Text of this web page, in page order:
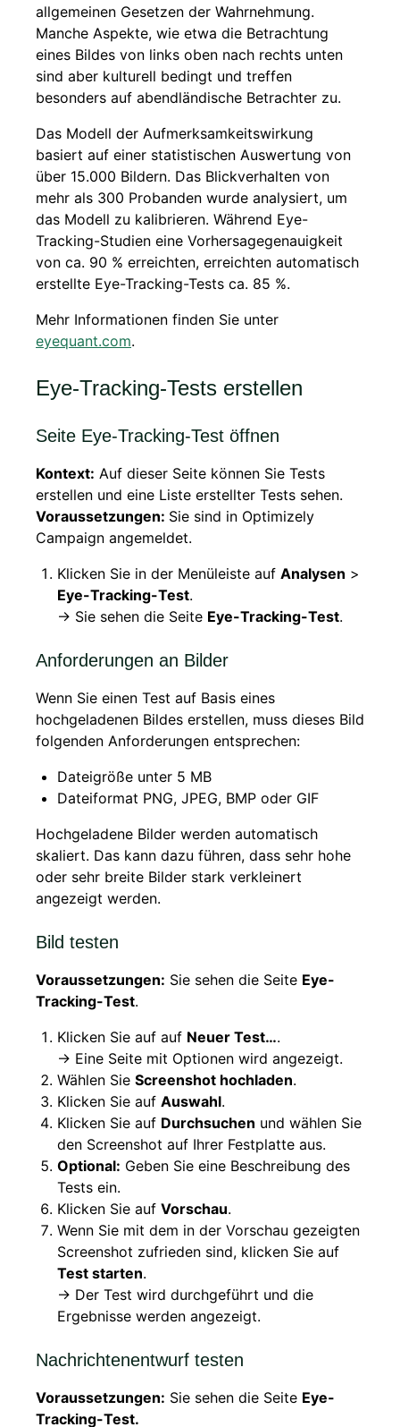
allgemeinen Gesetzen der Wahrnehmung.
Manche Aspekte, wie etwa die Betrachtung
eines Bildes von links oben nach rechts unten
sind aber kulturell bedingt und treffen
besonders auf abendländische Betrachter zu.
Das Modell der Aufmerksamkeitswirkung
basiert auf einer statistischen Auswertung von
über 15.000 Bildern. Das Blickverhalten von
mehr als 300 Probanden wurde analysiert, um
das Modell zu kalibrieren. Während Eye-
Tracking-Studien eine Vorhersagegenauigkeit
von ca. 90 % erreichten, erreichten automatisch
erstellte Eye-Tracking-Tests ca. 85 %.
Mehr Informationen finden Sie unter
eyequant.com.
Eye-Tracking-Tests erstellen
Seite Eye-Tracking-Test öffnen
Kontext: Auf dieser Seite können Sie Tests
erstellen und eine Liste erstellter Tests sehen.
Voraussetzungen: Sie sind in Optimizely
Campaign angemeldet.
Klicken Sie in der Menüleiste auf Analysen >
Eye-Tracking-Test.
→ Sie sehen die Seite Eye-Tracking-Test.
Anforderungen an Bilder
Wenn Sie einen Test auf Basis eines
hochgeladenen Bildes erstellen, muss dieses Bild
folgenden Anforderungen entsprechen:
Dateigröße unter 5 MB
Dateiformat PNG, JPEG, BMP oder GIF
Hochgeladene Bilder werden automatisch
skaliert. Das kann dazu führen, dass sehr hohe
oder sehr breite Bilder stark verkleinert
angezeigt werden.
Bild testen
Voraussetzungen: Sie sehen die Seite Eye-
Tracking-Test.
Klicken Sie auf auf Neuer Test….
→ Eine Seite mit Optionen wird angezeigt.
Wählen Sie Screenshot hochladen.
Klicken Sie auf Auswahl.
Klicken Sie auf Durchsuchen und wählen Sie
den Screenshot auf Ihrer Festplatte aus.
Optional: Geben Sie eine Beschreibung des
Tests ein.
Klicken Sie auf Vorschau.
Wenn Sie mit dem in der Vorschau gezeigten
Screenshot zufrieden sind, klicken Sie auf
Test starten.
→ Der Test wird durchgeführt und die
Ergebnisse werden angezeigt.
Nachrichtenentwurf testen
Voraussetzungen: Sie sehen die Seite Eye-
Tracking-Test.